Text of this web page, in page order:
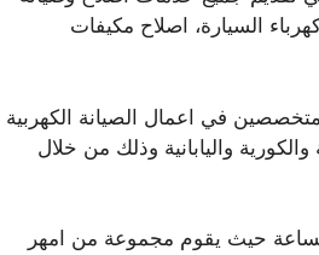
السيارة، اصلاح مكيفات
في اعمال الصيانة الكهربية
والكورية واليابانية وذلك من خلال
حيث يقوم مجموعة من امهر